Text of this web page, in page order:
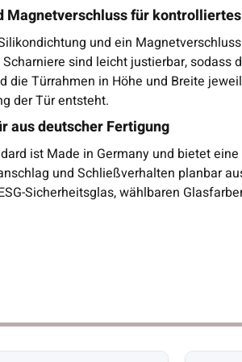
Magnetverschluss für
und ein
sind leicht justierbar,
die Türrahmen in Höhe und Breite
der Tür entsteht.
aus deutscher Fertigung
ist Made in Germany und bietet
und Schließverhalten planbar
Sicherheitsglas, wählbaren